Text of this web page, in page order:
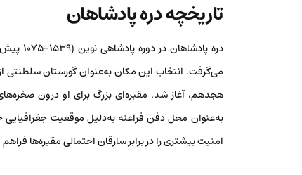
تاریخچه دره پادشاهان
دره
می‌گرفت. انتخاب این مکان به‌عنوان گورستان
هجدهم، آغاز شد. مقبره‌ای بزرگ برای او درون
به‌عنوان محل دفن فراعنه به‌دلیل موقعیت
امنیت بیشتری را در برابر سارقان احتمالی مقبره‌ها